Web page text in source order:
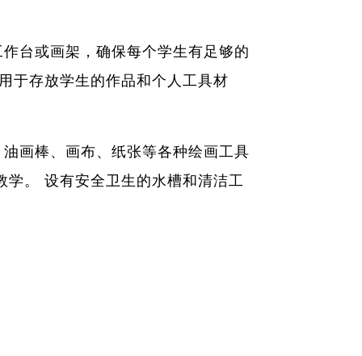
台或画架，确保每个学生有足够的
于存放学生的作品和个人工具材
画棒、画布、纸张等各种绘画工具
。 设有安全卫生的水槽和清洁工